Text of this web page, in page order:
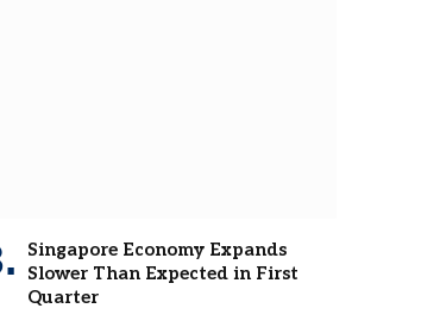
Singapore Economy Expands
Slower Than Expected in First
Quarter